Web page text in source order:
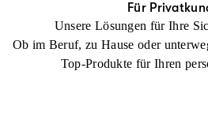
Für
Unsere Lösungen für Ihre
Ob im Beruf, zu Hause oder
Top-Produkte für Ihren